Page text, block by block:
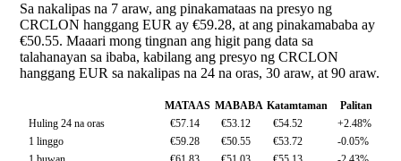
Sa nakalipas na 7 araw, ang pinakamataas na presyo ng
CRCLON hanggang EUR ay €59.28, at ang pinakamababa ay
€50.55. Maaari mong tingnan ang higit pang data sa
talahanayan sa ibaba, kabilang ang presyo ng CRCLON
hanggang EUR sa nakalipas na 24 na oras, 30 araw, at 90 araw.
MATAAS MABABA Katamtaman
Palitan
Huling 24 na oras
€57.14 €53.12 €54.52
+2.48%
1 linggo
€59.28 €50.55 €53.72
-0.05%